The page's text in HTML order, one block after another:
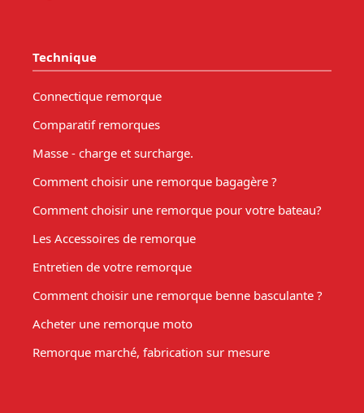
Technique
Connectique remorque
Comparatif remorques
Masse - charge et surcharge.
Comment choisir une remorque bagagère ?
Comment choisir une remorque pour votre bateau?
Les Accessoires de remorque
Entretien de votre remorque
Comment choisir une remorque benne basculante ?
Acheter une remorque moto
Remorque marché, fabrication sur mesure